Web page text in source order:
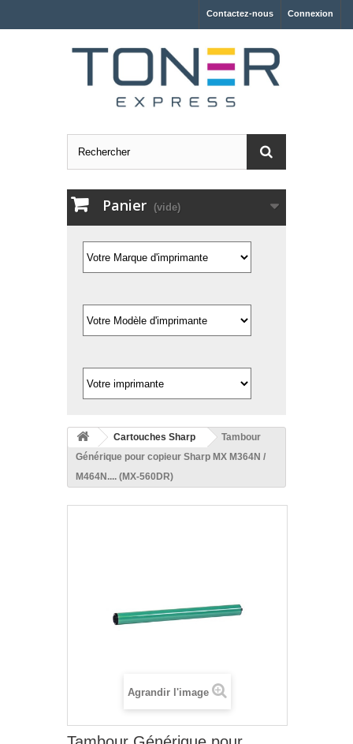
Connexion
Contactez-nous
Panier (vide)
Cartouches Sharp
Tambour
Générique pour copieur Sharp MX M364N /
M464N.... (MX-560DR)
Agrandir l'image